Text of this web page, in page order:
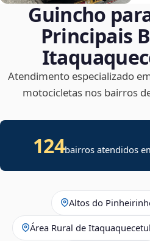
Guincho
Principais
Atendimento especializado
motocicletas nos bairros
124bairros atendidos
Altos do
Área Rural de